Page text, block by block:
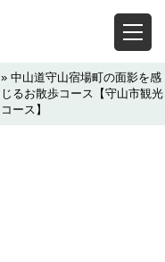
» 中山道守山宿場町の面影を感
じるお散歩コース【守山市観光
コース】